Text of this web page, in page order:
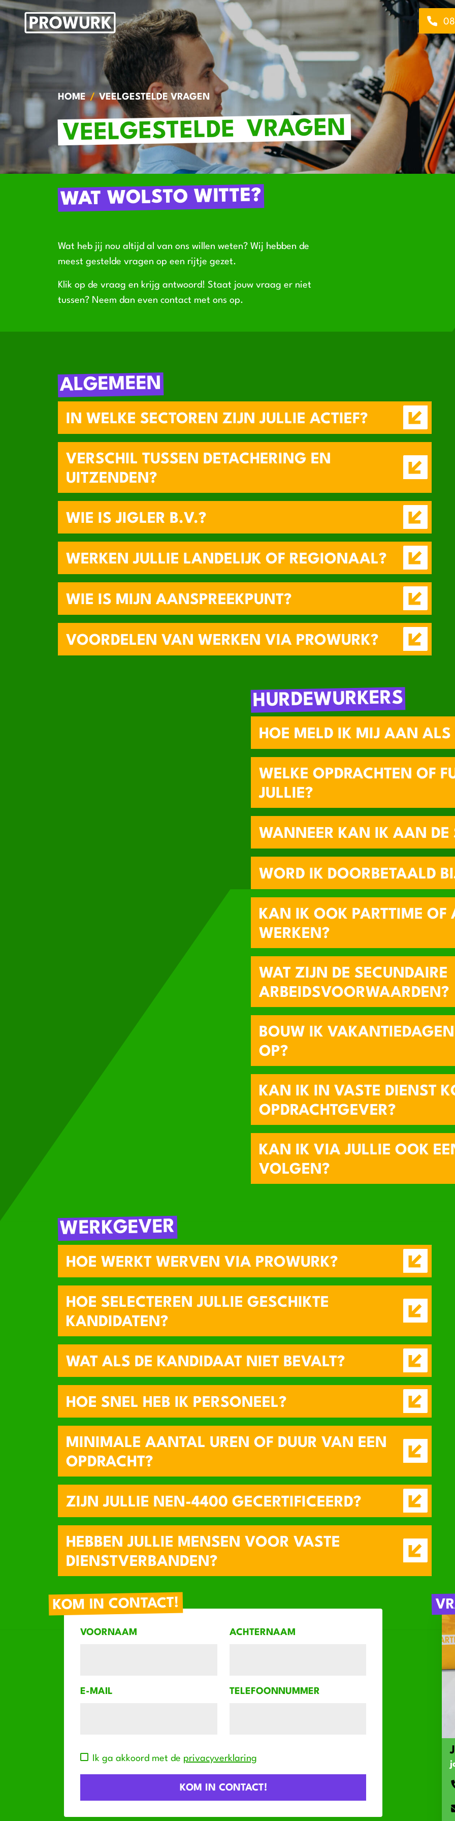
HOME VEELGESTELDE VRAGEN
VEELGESTELDE VRAGEN
WAT WOLSTO WITTE?
Wat heb jij nou altijd al van ons willen weten? Wij hebben de
meest gestelde vragen op een rijtje gezet.
Klik op de vraag en krijg antwoord! Staat jouw vraag er niet
tussen? Neem dan even contact met ons op.
ALGEMEEN
IN WELKE SECTOREN ZIJN JULLIE ACTIEF?
VERSCHIL TUSSEN DETACHERING EN
UITZENDEN?
WIE IS JIGLER B.V.?
WERKEN JULLIE LANDELIJK OF REGIONAAL?
WIE IS MIJN AANSPREEKPUNT?
VOORDELEN VAN WERKEN VIA PROWURK?
HURDEWURKERS
HOE MELD IK MIJ AAN
WELKE OPDRACHTEN OF
JULLIE?
WANNEER KAN IK AAN DE
WORD IK DOORBETAALD
KAN IK OOK PARTTIME OF
WERKEN?
WAT ZIJN DE SECUNDAIRE
ARBEIDSVOORWAARDEN?
BOUW IK
OP?
KAN IK IN VASTE DIENST
OPDRACHTGEVER?
KAN IK VIA JULLIE OOK
VOLGEN?
WERKGEVER
HOE WERKT WERVEN VIA PROWURK?
HOE SELECTEREN JULLIE GESCHIKTE
KANDIDATEN?
WAT ALS DE KANDIDAAT NIET BEVALT?
HOE SNEL HEB IK PERSONEEL?
MINIMALE AANTAL UREN OF DUUR VAN EEN
OPDRACHT?
ZIJN JULLIE NEN-4400 GECERTIFICEERD?
HEBBEN JULLIE MENSEN VOOR VASTE
DIENSTVERBANDEN?
KOM IN CONTACT!
VOORNAAM ACHTERNAAM
E-MAIL TELEFOONNUMMER
Ik ga akkoord met de privacyverklaring